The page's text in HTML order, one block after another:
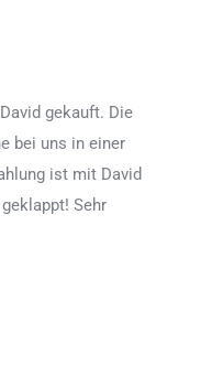
gekauft. Die
bei uns in einer
ist mit David
Sehr